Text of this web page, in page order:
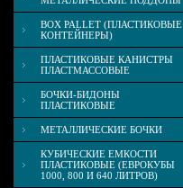
BOX PALLET (ПЛАСТИКОВЫЕ
КОНТЕЙНЕРЫ)
ПЛАСТИКОВЫЕ КАНИСТРЫ
ПЛАСТМАССОВЫЕ
БОЧКИ-БИДОНЫ
ПЛАСТИКОВЫЕ
МЕТАЛЛИЧЕСКИЕ БОЧКИ
КУБИЧЕСКИЕ ЕМКОСТИ
ПЛАСТИКОВЫЕ (ЕВРОКУБЫ
1000, 800 И 640 ЛИТРОВ)